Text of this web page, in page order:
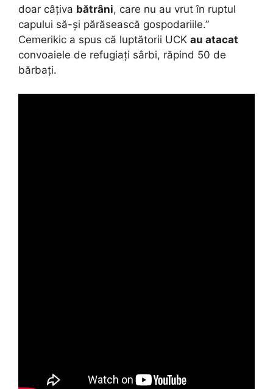
doar câțiva bătrâni, care nu au vrut în ruptul
capului să-și părăsească gospodariile.”
Cemerikic a spus că luptătorii UCK au atacat
convoaiele de refugiați sârbi, răpind 50 de
bărbați.